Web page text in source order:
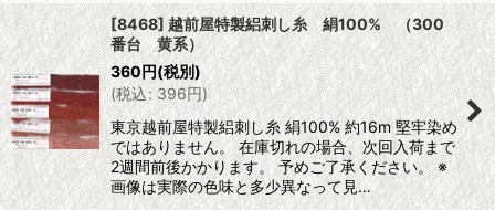
[8468] 越前屋特製絽刺し糸 絹100% （300
番台 黄系）
360円(税別)
(税込: 396円)
東京越前屋特製絽刺し糸 絹100% 約16m 堅牢染め
ではありません。 在庫切れの場合、次回入荷まで
2週間前後かかります。 予めご了承ください。 ※
画像は実際の色味と多少異なって見…